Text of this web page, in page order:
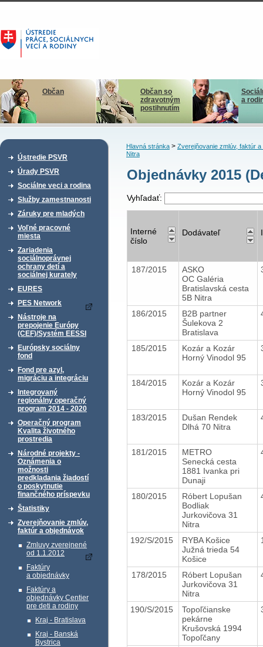
Občan
Občan so
zdravotným
postihnutím
a
Ústredie PSVR
Úrady PSVR
Sociálne veci a rodina
Služby zamestnanosti
Záruky pre mladých
Voľné pracovné
miesta
Zariadenia
sociálnoprávnej
ochrany detí a
sociálnej kurately
EURES
PES Network
Nástroje na
prepojenie Európy
(CEF)/Systém EESSI
Európsky sociálny
fond
Fond pre azyl,
migráciu a integráciu
Integrovaný
regionálny operačný
program 2014 - 2020
Operačný program
Kvalita životného
prostredia
Národné projekty -
Oznámenia o
možnosti
predkladania žiadostí
o poskytnutie
finančného príspevku
Štatistiky
Zverejňovanie zmlúv,
faktúr a objednávok
Zmluvy zverejnené
od 1.1.2012
Faktúry
a objednávky
Faktúry a
objednávky Centier
pre deti a rodiny
Kraj - Bratislava
Kraj - Banská
Bystrica
Hlavná stránka> Zverejňovanie zmlúv, faktúr a
Nitra
Objednávky 2015
Vyhľadať:
Interné
číslo
Dodávateľ
187/2015
ASKO
OC Galéria
Bratislavská cesta
5B Nitra
186/2015
B2B partner
Šulekova 2
Bratislava
185/2015
Kozár a Kozár
Horný Vinodol 95
184/2015
Kozár a Kozár
Horný Vinodol 95
183/2015
Dušan Rendek
Dlhá 70 Nitra
181/2015
METRO
Senecká cesta
1881 Ivanka pri
Dunaji
180/2015
Róbert Lopušan
Bodliak
Jurkovičova 31
Nitra
192/S/2015
RYBA Košice
Južná trieda 54
Košice
178/2015
Róbert Lopušan
Jurkovičova 31
Nitra
190/S/2015
Topoľčianske
pekárne
Krušovská 1994
Topoľčany